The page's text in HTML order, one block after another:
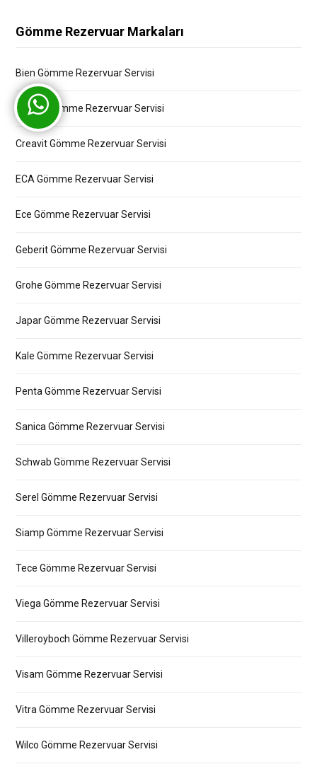
Gömme Rezervuar Markaları
Bien Gömme Rezervuar Servisi
Bocchi Gömme Rezervuar Servisi
Creavit Gömme Rezervuar Servisi
ECA Gömme Rezervuar Servisi
Ece Gömme Rezervuar Servisi
Geberit Gömme Rezervuar Servisi
Grohe Gömme Rezervuar Servisi
Japar Gömme Rezervuar Servisi
Kale Gömme Rezervuar Servisi
Penta Gömme Rezervuar Servisi
Sanica Gömme Rezervuar Servisi
Schwab Gömme Rezervuar Servisi
Serel Gömme Rezervuar Servisi
Siamp Gömme Rezervuar Servisi
Tece Gömme Rezervuar Servisi
Viega Gömme Rezervuar Servisi
Villeroyboch Gömme Rezervuar Servisi
Visam Gömme Rezervuar Servisi
Vitra Gömme Rezervuar Servisi
Wilco Gömme Rezervuar Servisi